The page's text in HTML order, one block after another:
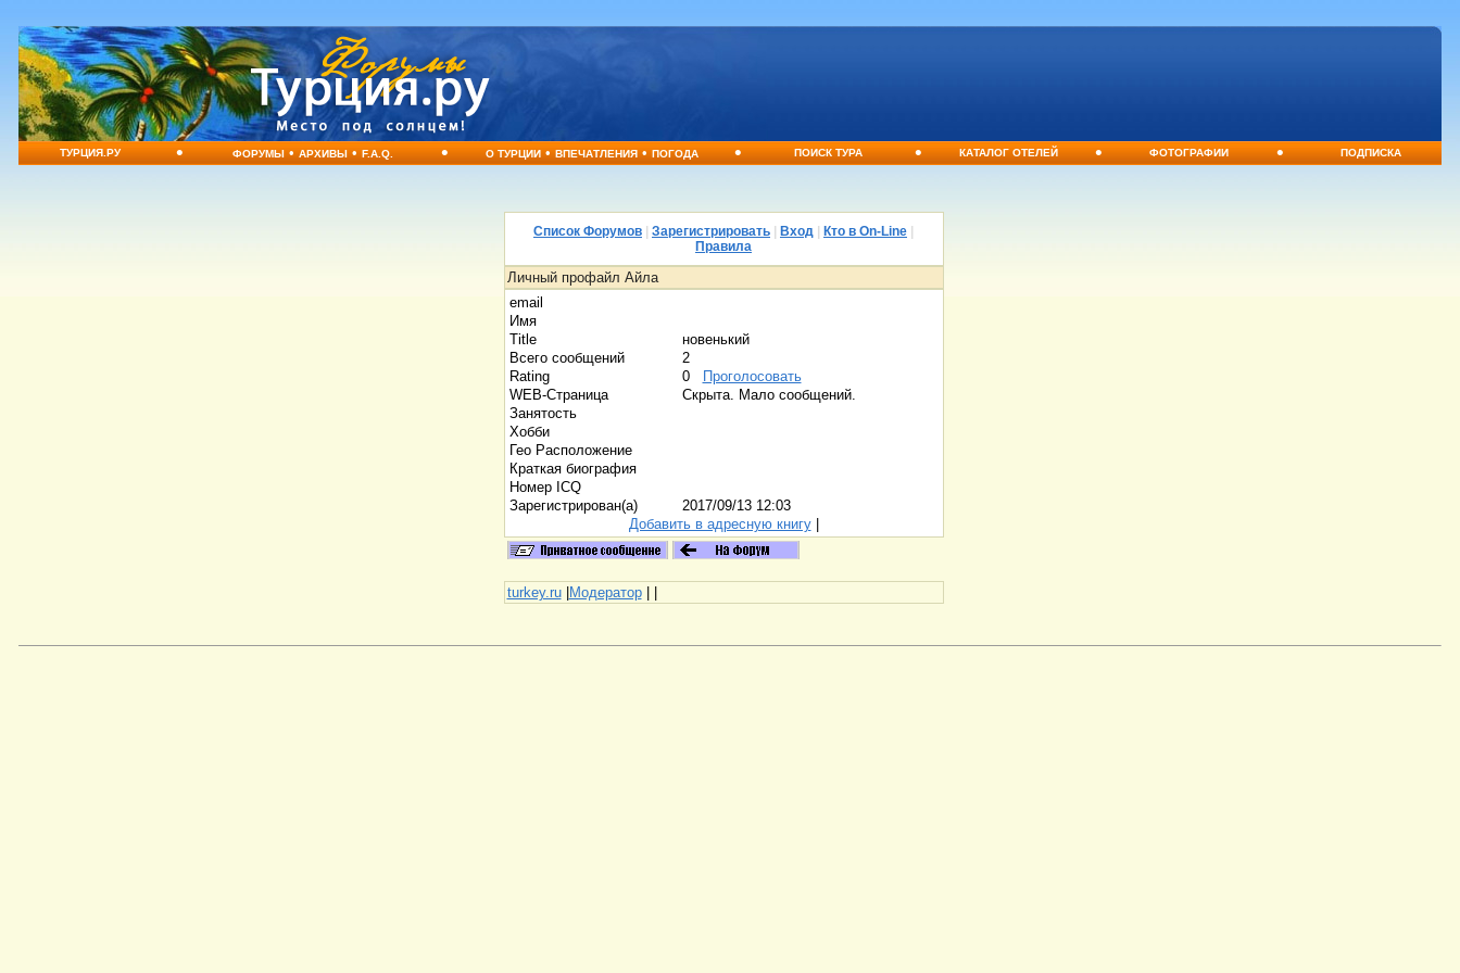
ТУРЦИЯ.РУ • ФОРУМЫ•АРХИВЫ•F.A.Q. • О ТУРЦИИ•ВПЕЧАТЛЕНИЯ•ПОГОДА • ПОИСК ТУРА • КАТАЛОГ ОТЕЛЕЙ • ФОТОГРАФИИ • ПОДПИСКА
Список Форумов Зарегистрировать Вход Кто в On-Line
Правила
Личный профайл Айла
email
Имя
Title
новенький
Всего сообщений
2
Rating
0
Проголосовать
WEB-Страница
Скрыта. Мало сообщений.
Занятость
Хобби
Гео Расположение
Краткая биография
Номер ICQ
Зарегистрирован(а)
2017/09/13 12:03
Добавить в адресную книгу|
turkey.ru|Модератор| |